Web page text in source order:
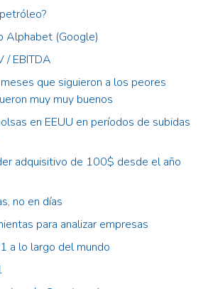
Alphabet (Google)
/ EBITDA
que siguieron a los peores
muy muy buenos
en EEUU en períodos de subidas
adquisitivo de 100$ desde el año
no en días
para analizar empresas
a lo largo del mundo